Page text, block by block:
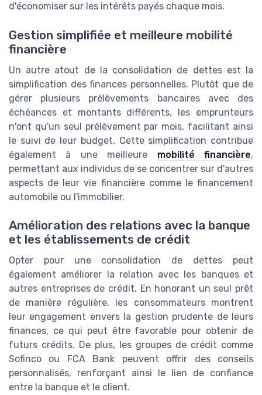
d'économiser sur les intérêts payés chaque mois.
Gestion simplifiée et meilleure mobilité
financière
Un autre atout de la consolidation de dettes est la
simplification des finances personnelles. Plutôt que de
gérer plusieurs prélèvements bancaires avec des
échéances et montants différents, les emprunteurs
n'ont qu'un seul prélèvement par mois, facilitant ainsi
le suivi de leur budget. Cette simplification contribue
également à une meilleure mobilité financière,
permettant aux individus de se concentrer sur d'autres
aspects de leur vie financière comme le financement
automobile ou l'immobilier.
Amélioration des relations avec la banque
et les établissements de crédit
Opter pour une consolidation de dettes peut
également améliorer la relation avec les banques et
autres entreprises de crédit. En honorant un seul prêt
de manière régulière, les consommateurs montrent
leur engagement envers la gestion prudente de leurs
finances, ce qui peut être favorable pour obtenir de
futurs crédits. De plus, les groupes de crédit comme
Sofinco ou FCA Bank peuvent offrir des conseils
personnalisés, renforçant ainsi le lien de confiance
entre la banque et le client.